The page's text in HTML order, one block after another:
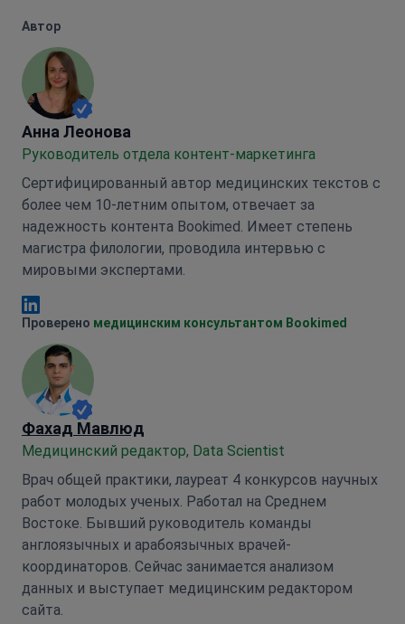
Автор
Анна Леонова
Анна Леонова
Руководитель отдела контент-маркетинга
Сертифицированный автор медицинских текстов с
более чем 10-летним опытом, отвечает за
надежность контента Bookimed. Имеет степень
магистра филологии, проводила интервью с
мировыми экспертами.
Анна Леонова Linkedin
Проверено медицинским консультантом Bookimed
Фахад Мавлюд
Медицинский редактор, Data Scientist
Врач общей практики, лауреат 4 конкурсов научных
работ молодых ученых. Работал на Среднем
Востоке. Бывший руководитель команды
англоязычных и арабоязычных врачей-
координаторов. Сейчас занимается анализом
данных и выступает медицинским редактором
сайта.